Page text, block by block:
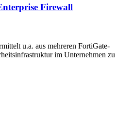
Firewall
u.a. aus mehreren FortiGate-
im Unternehmen zu